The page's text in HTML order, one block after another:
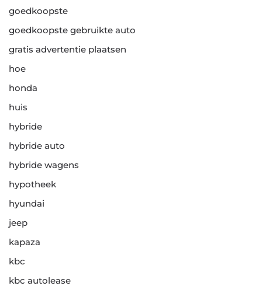
goedkoopste
goedkoopste gebruikte auto
gratis advertentie plaatsen
hoe
honda
huis
hybride
hybride auto
hybride wagens
hypotheek
hyundai
jeep
kapaza
kbc
kbc autolease